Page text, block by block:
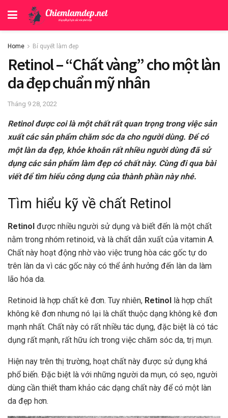
Home Bí quyết làm đẹp
Retinol – “Chất vàng” cho một làn
da đẹp chuẩn mỹ nhân
Tháng 9 28, 2022
Retinol được coi là một chất rất quan trọng trong việc sản
xuất các sản phẩm chăm sóc da cho người dùng. Để có
một làn da đẹp, khỏe khoắn rất nhiều người dùng đã sử
dụng các sản phẩm làm đẹp có chất này. Cùng đi qua bài
viết để tìm hiểu công dụng của thành phần này nhé.
Tìm hiểu kỹ về chất Retinol
Retinol được nhiều người sử dụng và biết đến là một chất
nằm trong nhóm retinoid, và là chất dẫn xuất của vitamin A.
Chất này hoạt động nhờ vào việc trung hòa các gốc tự do
trên làn da vì các gốc này có thể ảnh hưởng đến làn da làm
lão hóa da.
Retinoid là hợp chất kê đơn. Tuy nhiên, Retinol là hợp chất
không kê đơn nhưng nó lại là chất thuộc dạng không kê đơn
mạnh nhất. Chất này có rất nhiều tác dụng, đặc biệt là có tác
dụng rất mạnh, rất hữu ích trong việc chăm sóc da, trị mụn.
Hiện nay trên thị trường, hoạt chất này được sử dụng khá
phổ biến. Đặc biệt là với những người da mụn, có sẹo, người
dùng cần thiết tham khảo các dạng chất này để có một làn
da đẹp hơn.